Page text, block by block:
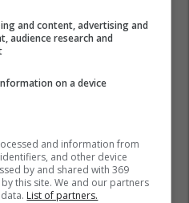
and content, advertising and
audience research and
on a device
and information from
and other device
by and shared with 369
this site. We and our partners
List of partners.